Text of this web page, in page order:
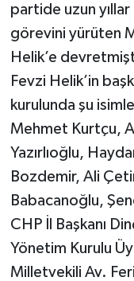
partide uzun yıllar
görevini yürüten
Helik’e
Fevzi Helik’in
kurulunda şu
Mehmet Kurtçu,
Yazırlıoğlu,
Bozdemir, Ali
Babacanoğlu,
CHP İl Başkanı
Yönetim Kurulu
Milletvekili Av.
Uğurludağ
Sağlık